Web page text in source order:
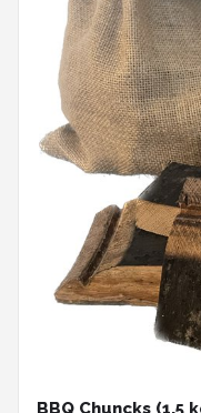
BBQ Chuncks (1,5